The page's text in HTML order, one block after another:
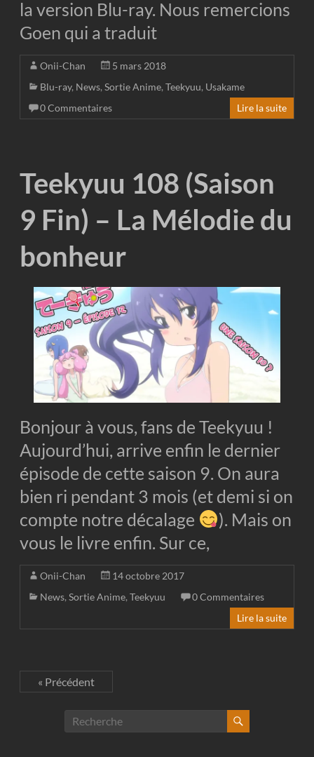
la version Blu-ray. Nous remercions
Goen qui a traduit
Onii-Chan
5 mars 2018
Blu-ray, News,Sortie Anime,Teekyuu, Usakame
0 Commentaires
Lire la suite
Teekyuu 108 (Saison
9 Fin) – La Mélodie du
bonheur
Bonjour à vous, fans de Teekyuu !
Aujourd’hui, arrive enfin le dernier
épisode de cette saison 9. On aura
bien ri pendant 3 mois (et demi si on
compte notre décalage
). Mais on
vous le livre enfin. Sur ce,
Onii-Chan
14 octobre 2017
News,Sortie Anime,Teekyuu
0 Commentaires
Lire la suite
« Précédent